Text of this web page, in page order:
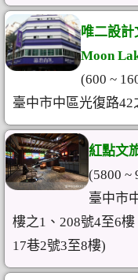
唯二設
Moon
(600 ~
臺中市中區光復路42
紅點文
(5800 ~
臺中市
樓之1、208號4至6
17巷2號3至8樓)